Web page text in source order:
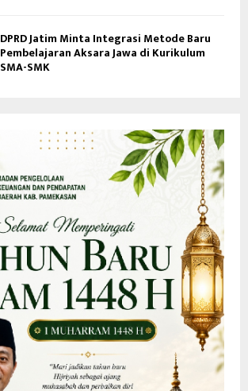
DPRD Jatim Minta Integrasi Metode Baru
Pembelajaran Aksara Jawa di Kurikulum
SMA-SMK